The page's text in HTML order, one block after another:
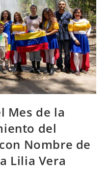
Mes de la
del
Nombre de
Lilia Vera